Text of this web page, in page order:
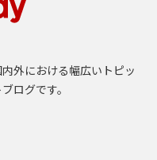
外における幅広いトピッ
ログです。